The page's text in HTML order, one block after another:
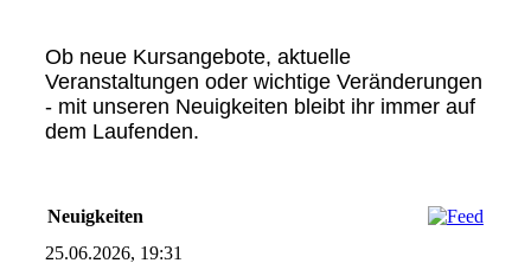
Ob neue Kursangebote, aktuelle
Veranstaltungen oder wichtige Veränderungen
- mit unseren Neuigkeiten bleibt ihr immer auf
dem Laufenden.
Neuigkeiten
25.06.2026, 19:31